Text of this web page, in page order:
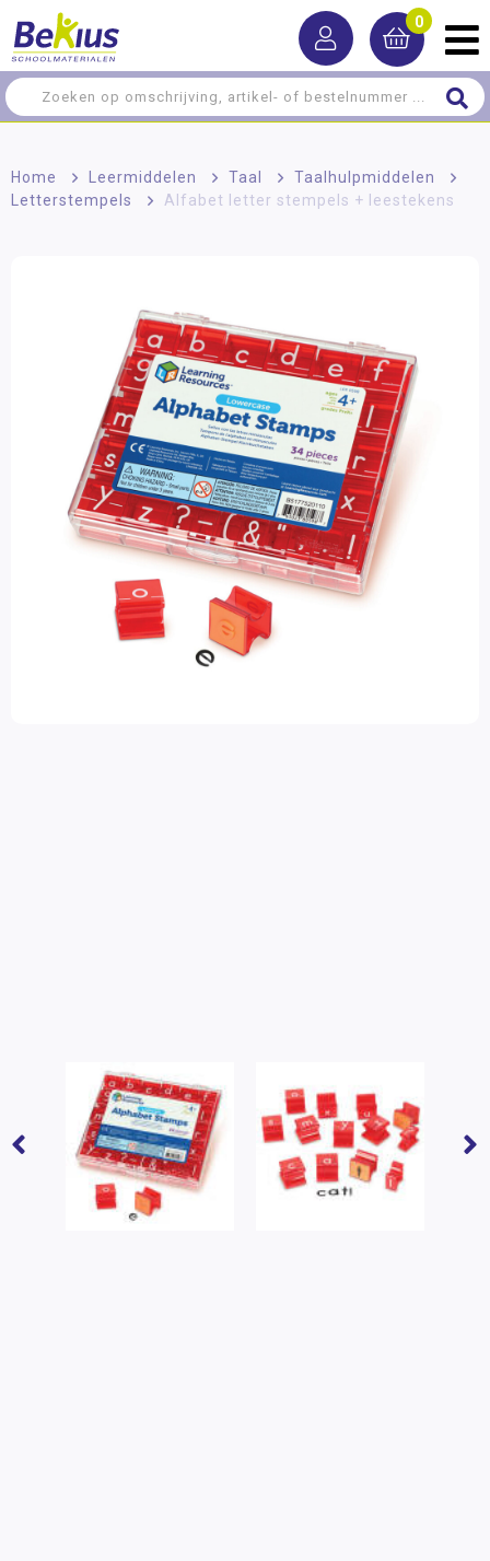
0
Home > Leermiddelen > Taal > Taalhulpmiddelen
>
Letterstempels
> Alfabet letter stempels + leestekens